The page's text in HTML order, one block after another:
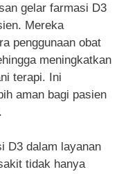
gelar farmasi D3
Mereka
penggunaan obat
meningkatkan
terapi. Ini
aman bagi pasien
D3 dalam layanan
tidak hanya